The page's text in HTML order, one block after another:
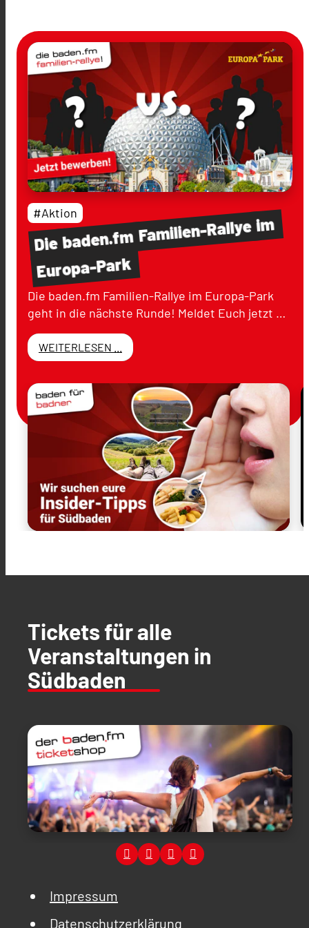
Diebaden.fmFamilien-Rallyeim
Europa-Park
#Aktion
Die baden.fm Familien-Rallye im Europa-Park
geht in die nächste Runde! Meldet Euch jetzt …
WEITERLESEN ...
Tickets für alle
Veranstaltungen in
Südbaden
Impressum
Datenschutzerklärung